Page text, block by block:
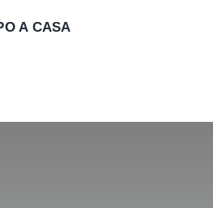
A CASA